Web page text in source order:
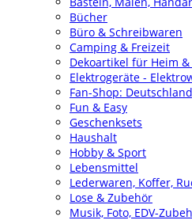
Bücher
Büro & Schreibwaren
Camping & Freizeit
Dekoartikel für Heim
Elektrogeräte -
Fan-Shop:
Fun & Easy
Geschenksets
Haushalt
Hobby & Sport
Lebensmittel
Lederwaren, Koffer,
Lose & Zubehör
Musik, Foto, EDV-